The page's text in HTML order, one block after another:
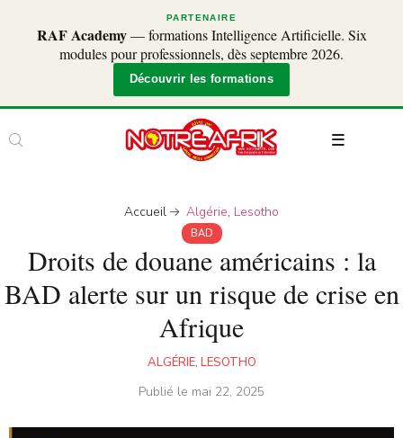
PARTENAIRE
RAF Academy— formations Intelligence Artificielle. Six
modules pour professionnels, dès septembre 2026.
Découvrir les formations
Accueil Algérie, Lesotho
BAD
Droits de douane américains : la
BAD alerte sur un risque de crise en
Afrique
ALGÉRIE, LESOTHO
Publié le mai 22, 2025